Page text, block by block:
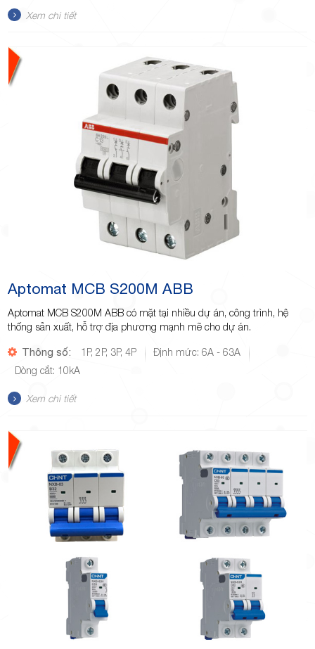
Xem chi tiết
Aptomat MCB S200M ABB
Aptomat MCB S200M ABB có mặt tại nhiều dự án, công trình, hệ
thống sản xuất, hỗ trợ địa phương mạnh mẽ cho dự án.
Thông số: 1P, 2P, 3P, 4P
Định mức: 6A - 63A
Dòng cắt: 10kA
Xem chi tiết